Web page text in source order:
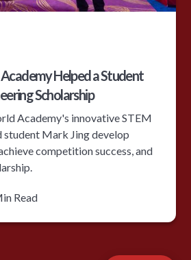
Helped a Student
Scholarship
Academy's innovative STEM
student Mark Jing develop
competition success, and
Read